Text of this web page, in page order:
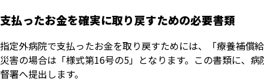
支払ったお金を確実に取り戻すための必要書類
指定外病院で支払ったお金を取り戻すためには、「療養補償
災害の場合は「様式第16号の5」となります。この書類に、
督署へ提出します。